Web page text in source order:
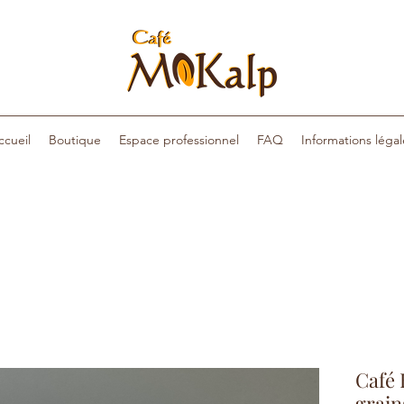
Boutique Espace professionnel FAQ Informations